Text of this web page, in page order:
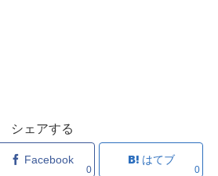
シェアする
Facebook
0
はてブ
0